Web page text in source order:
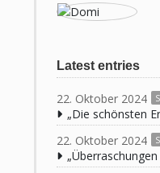
Latest entries
22. Oktober 2024
„Die schönsten
22. Oktober 2024